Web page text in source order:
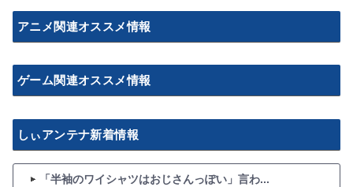
アニメ関連オススメ情報
ゲーム関連オススメ情報
しぃアンテナ新着情報
「半袖のワイシャツはおじさんっぽい」言わ...